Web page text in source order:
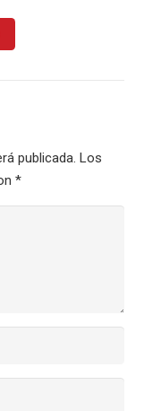
publicada. Los
*